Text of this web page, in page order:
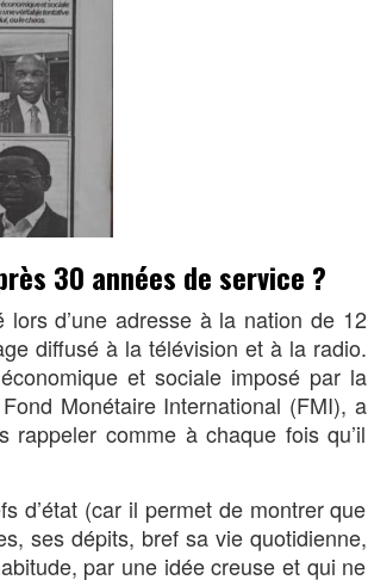
30 années de service ?
lors d’une adresse à la nation de 12
diffusé à la télévision et à la radio.
et sociale imposé par la
Monétaire International (FMI), a
rappeler comme à chaque fois qu’il
d’état (car il permet de montrer que
ses dépits, bref sa vie quotidienne,
par une idée creuse et qui ne